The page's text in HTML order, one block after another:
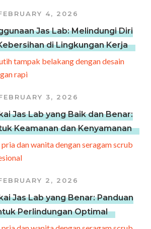
4, 2026
Jas Lab: Melindungi Diri
di Lingkungan Kerja
3, 2026
Jas Lab yang Baik dan Benar:
Keamanan dan Kenyamanan
2, 2026
Jas Lab yang Benar: Panduan
Perlindungan Optimal